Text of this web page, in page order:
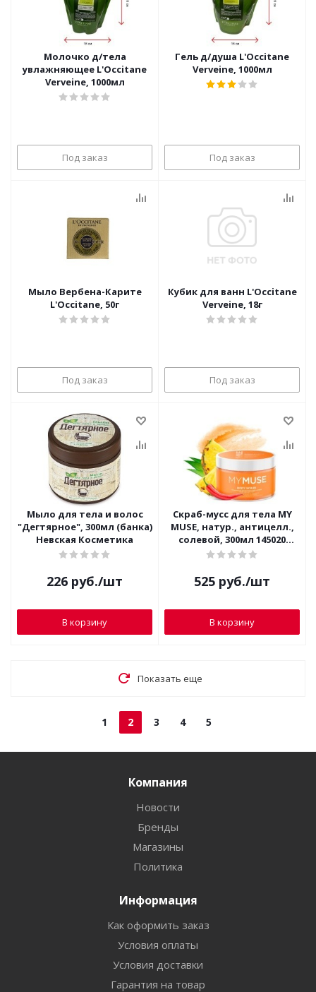
Молочко д/тела
увлажняющее L'Occitane
Verveine, 1000мл
Под заказ
Гель д/душа L'Occitane
Verveine, 1000мл
Под заказ
Мыло Вербена-Карите
L'Occitane, 50г
Под заказ
Кубик для ванн L'Occitane
Verveine, 18г
Под заказ
Мыло для тела и волос
"Дегтярное", 300мл (банка)
Невская Косметика
226 руб./шт
В корзину
Скраб-мусс для тела MY
MUSE, натур., антицелл.,
солевой, 300мл 145020
(оранжевый)
525 руб./шт
В корзину
Показать еще
1 2 3 4 5
Компания
Новости
Бренды
Магазины
Политика
Информация
Как оформить заказ
Условия оплаты
Условия доставки
Гарантия на товар